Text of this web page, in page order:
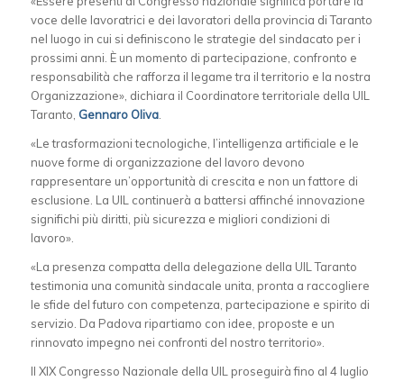
voce delle lavoratrici e dei lavoratori della provincia di Taranto
nel luogo in cui si definiscono le strategie del sindacato per i
prossimi anni. È un momento di partecipazione, confronto e
responsabilità che rafforza il legame tra il territorio e la nostra
Organizzazione», dichiara il Coordinatore territoriale della UIL
Taranto, Gennaro Oliva.
«Le trasformazioni tecnologiche, l’intelligenza artificiale e le
nuove forme di organizzazione del lavoro devono
rappresentare un’opportunità di crescita e non un fattore di
esclusione. La UIL continuerà a battersi affinché innovazione
significhi più diritti, più sicurezza e migliori condizioni di
lavoro».
«La presenza compatta della delegazione della UIL Taranto
testimonia una comunità sindacale unita, pronta a raccogliere
le sfide del futuro con competenza, partecipazione e spirito di
servizio. Da Padova ripartiamo con idee, proposte e un
rinnovato impegno nei confronti del nostro territorio».
Il XIX Congresso Nazionale della UIL proseguirà fino al 4 luglio